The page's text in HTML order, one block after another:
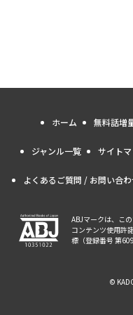
ホーム 無料話増
ジャンル一覧 サイト
よくあるご質問 / お問い合
ABJマークは、こ
コンテンツ使用許
標（登録番号 第
©